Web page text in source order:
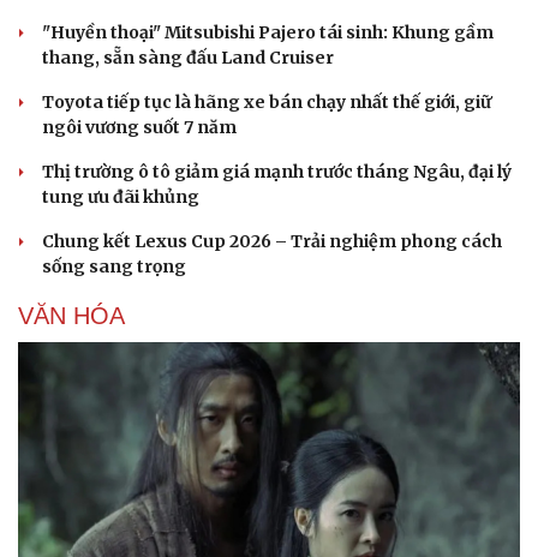
"Huyền thoại" Mitsubishi Pajero tái sinh: Khung gầm
thang, sẵn sàng đấu Land Cruiser
Toyota tiếp tục là hãng xe bán chạy nhất thế giới, giữ
ngôi vương suốt 7 năm
Thị trường ô tô giảm giá mạnh trước tháng Ngâu, đại lý
tung ưu đãi khủng
Chung kết Lexus Cup 2026 – Trải nghiệm phong cách
sống sang trọng
VĂN HÓA